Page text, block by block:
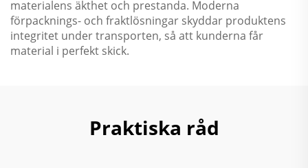
materialens äkthet och prestanda. Moderna
förpacknings- och fraktlösningar skyddar produktens
integritet under transporten, så att kunderna får
material i perfekt skick.
Praktiska råd